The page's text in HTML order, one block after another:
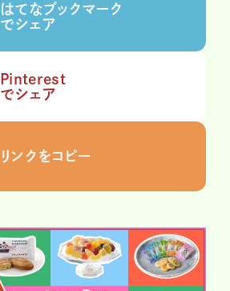
はてなブックマーク
でシェア
Pinterest
でシェア
リンクをコピー